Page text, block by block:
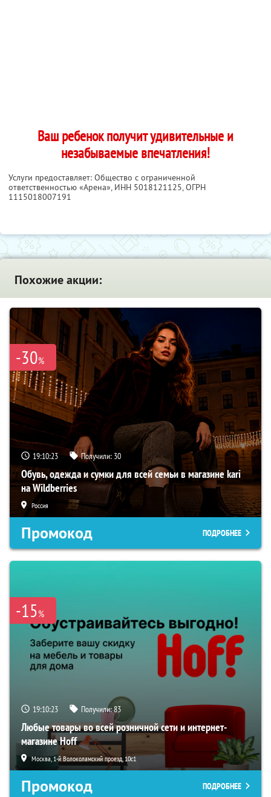
Ваш ребенок получит удивительные и
незабываемые впечатления!
Услуги предоставляет: Общество с ограниченной
ответственностью «Арена», ИНН 5018121125, ОГРН
1115018007191
Похожие акции:
-30%
19:10:22 Получили: 30
Обувь, одежда и сумки для всей семьи в магазине kari
на Wildberries
Россия
Промокод ПОДРОБНЕЕ
-15%
19:10:22 Получили:83
Любые товары во всей розничной сети и интернет-
магазине Hoff
Москва, 1-й Волоколамский проезд, 10с1
Промокод ПОДРОБНЕЕ